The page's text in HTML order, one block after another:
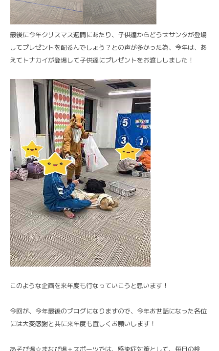
最後に今年クリスマス週間にあたり、子供達からどうせサンタが登場
してプレゼントを配るんでしょう？との声が多かった為、今年は、あ
えてトナカイが登場して子供達にプレゼントをお渡ししました！
このような企画を来年度も行なっていこうと思います！
今回が、今年最後のブログになりますので、今年お世話になった各位
には大変感謝と共に来年度も宜しくお願いします！
あそび場☆まなび場＋スポーツでは、感染症対策として、毎日の検